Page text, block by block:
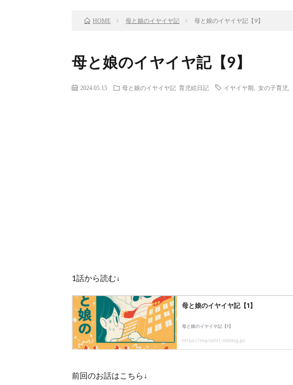
HOME 母と娘のイヤイヤ記 母と娘のイヤイヤ記【9】
母と娘のイヤイヤ記【9】
2024.05.15 母と娘のイヤイヤ記 育児絵日記 イヤイヤ期 女の子育児
1話から読む↓
前回のお話はこちら↓